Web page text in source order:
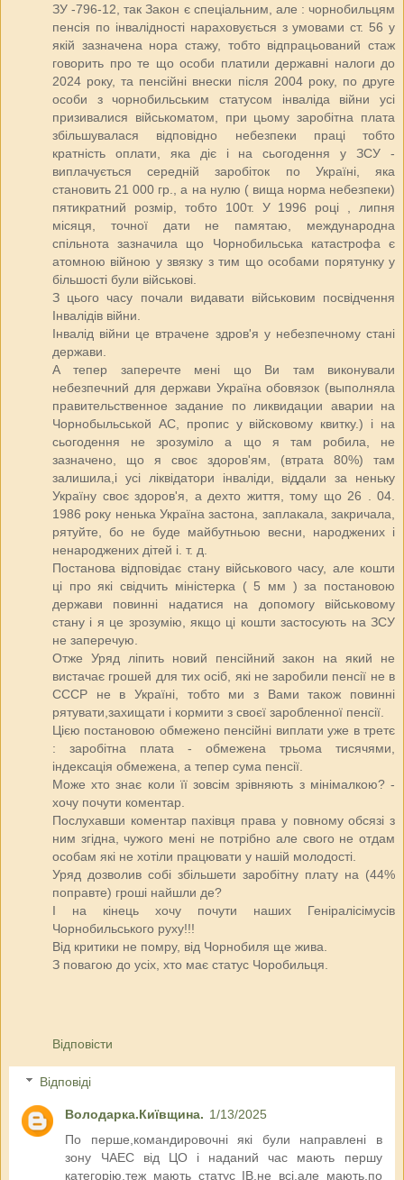
ЗУ -796-12, так Закон є спеціальним, але : чорнобильцям
пенсія по інвалідності нараховується з умовами ст. 56 у
якій зазначена нора стажу, тобто відпрацьований стаж
говорить про те що особи платили державні налоги до
2024 року, та пенсійні внески після 2004 року, по друге
особи з чорнобильським статусом інваліда війни усі
призивалися військоматом, при цьому заробітна плата
збільшувалася відповідно небезпеки праці тобто
кратність оплати, яка діє і на сьогодення у ЗСУ -
виплачується середній заробіток по Україні, яка
становить 21 000 гр., а на нулю ( вища норма небезпеки)
пятикратний розмір, тобто 100т. У 1996 році , липня
місяця, точної дати не памятаю, международна
спільнота зазначила що Чорнобильська катастрофа є
атомною війною у звязку з тим що особами порятунку у
більшості були військові.
З цього часу почали видавати військовим посвідчення
Інвалідів війни.
Інвалід війни це втрачене здров'я у небезпечному стані
держави.
А тепер заперечте мені що Ви там виконували
небезпечний для держави Україна обовязок (выполняла
правительственное задание по ликвидации аварии на
Чорнобыльськой АС, пропис у війсковому квитку.) і на
сьогодення не зрозуміло а що я там робила, не
зазначено, що я своє здоров'ям, (втрата 80%) там
залишила,і усі ліквідатори інваліди, віддали за неньку
Україну своє здоров'я, а дехто життя, тому що 26 . 04.
1986 року ненька Україна застона, заплакала, закричала,
рятуйте, бо не буде майбутньою весни, народжених і
ненароджених дітей і. т. д.
Постанова відповідає стану військового часу, але кошти
ці про які свідчить міністерка ( 5 мм ) за постановою
держави повинні надатися на допомогу військовому
стану і я це зрозумію, якщо ці кошти застосують на ЗСУ
не заперечую.
Отже Уряд ліпить новий пенсійний закон на який не
вистачає грошей для тих осіб, які не заробили пенсії не в
СССР не в Україні, тобто ми з Вами також повинні
рятувати,захищати і кормити з своєї заробленної пенсії.
Цією постановою обмежено пенсійні виплати уже в третє
: заробітна плата - обмежена трьома тисячями,
індексація обмежена, а тепер сума пенсії.
Може хто знає коли її зовсім зрівняють з мінімалкою? -
хочу почути коментар.
Послухавши коментар пахівця права у повному обсязі з
ним згідна, чужого мені не потрібно але свого не отдам
особам які не хотіли працювати у нашій молодості.
Уряд дозволив собі збільшети заробітну плату на (44%
поправте) гроші найшли де?
І на кінець хочу почути наших Геніралісімусів
Чорнобильського руху!!!
Від критики не помру, від Чорнобиля ще жива.
З повагою до усіх, хто має статус Чоробильця.
Відповісти
Відповіді
Володарка.Київщина. 1/13/2025
По перше,командировочні які були направлені в
зону ЧАЕС від ЦО і наданий час мають першу
категорію,теж мають статус ІВ,не всі,але мають,по